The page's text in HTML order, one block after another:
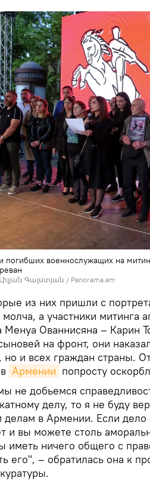
погибших военнослужащих на
Գալստյան / Panorama.am
из них пришли с
молча, а участники митинга
Менуа Ованнисяна – Карин
на фронт, они
и всех граждан страны.
Армении попросту
не добьемся
делу, то я не буду
делам в Армении. Если дело
и вы можете столь
иметь ничего общего с
его", – обратилась она к